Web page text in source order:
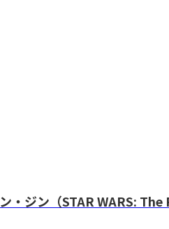
・ジン（STAR WARS: